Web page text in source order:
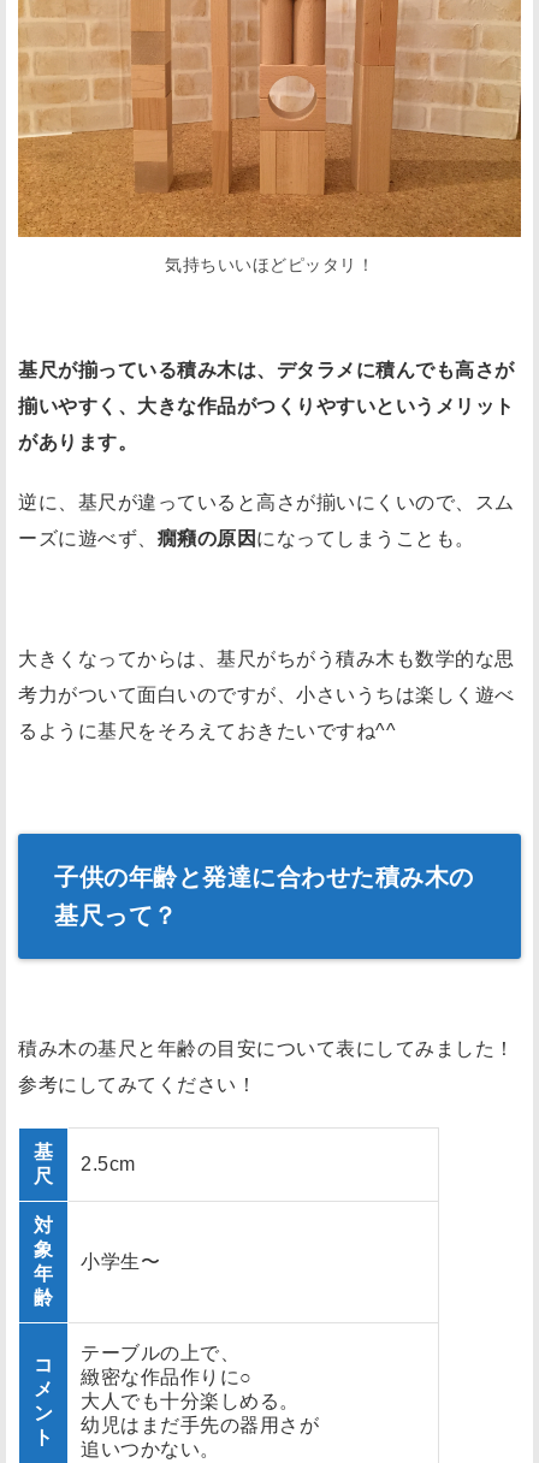
気持ちいいほどピッタリ！
基尺が揃っている積み木は、デタラメに積んでも高さが
揃いやすく、大きな作品がつくりやすいというメリット
があります。
逆に、基尺が違っていると高さが揃いにくいので、スム
ーズに遊べず、 癇癪の原因 になってしまうことも。
大きくなってからは、基尺がちがう積み木も数学的な思
考力がついて面白いのですが、小さいうちは楽しく遊べ
るように基尺をそろえておきたいですね^^
子供の年齢と発達に合わせた積み木の
基尺って？
積み木の基尺と年齢の目安について表にしてみました！
参考にしてみてください！
基
尺
2.5cm
対
象
年
齢
小学生〜
コ
メ
ン
ト
テーブルの上で、
緻密な作品作りに○
大人でも十分楽しめる。
幼児はまだ手先の器用さが
追いつかない。